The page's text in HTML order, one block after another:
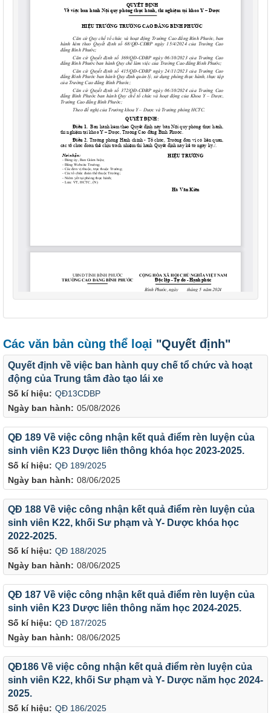
Các văn bản cùng thể loại "Quyết định"
Số kí hiệu: QĐ13CDBP
Ngày ban hành: 05/08/2026
Quyết định về việc ban hành quy chế tổ chức và hoạt
động của Trung tâm đào tạo lái xe
Số kí hiệu: QĐ 189/2025
Ngày ban hành: 08/06/2025
QĐ 189 Về việc công nhận kết quả điểm rèn luyện của
sinh viên K23 Dược liên thông khóa học 2023-2025.
Số kí hiệu: QĐ 188/2025
Ngày ban hành: 08/06/2025
QĐ 188 Về việc công nhận kết quả điểm rèn luyện của
sinh viên K22, khối Sư phạm và Y- Dược khóa học
2022-2025.
Số kí hiệu: QĐ 187/2025
Ngày ban hành: 08/06/2025
QĐ 187 Về việc công nhận kết quả điểm rèn luyện của
sinh viên K23 Dược liên thông năm học 2024-2025.
Số kí hiệu: QĐ 186/2025
QĐ186 Về việc công nhận kết quả điểm rèn luyện của
sinh viên K22, khối Sư phạm và Y- Dược năm học 2024-
2025.